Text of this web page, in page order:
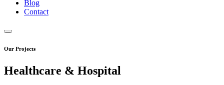
Blog
Contact
Our Projects
Healthcare & Hospital